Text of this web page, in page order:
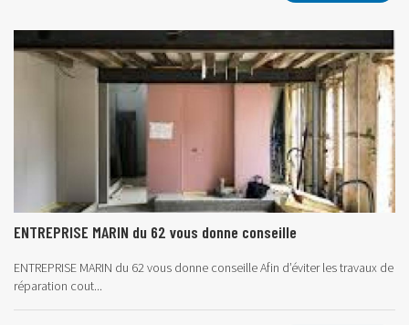
ENTREPRISE MARIN du 62 vous donne conseille
ENTREPRISE MARIN du 62 vous donne conseilleAfin d’éviter les travaux de
réparation cout...